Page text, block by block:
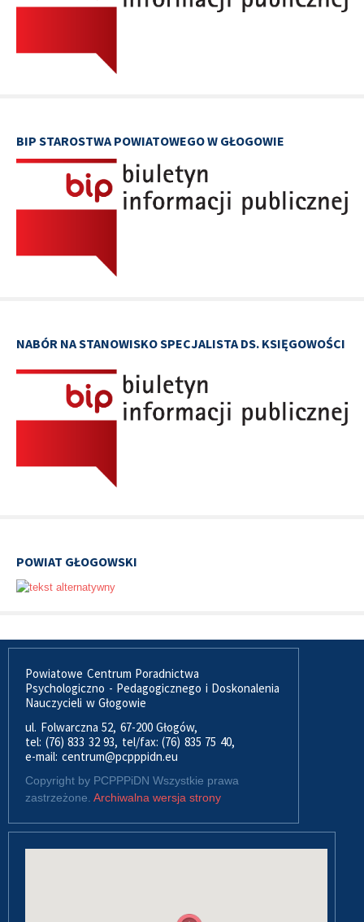
BIP STAROSTWA POWIATOWEGO W GŁOGOWIE
NABÓR NA STANOWISKO SPECJALISTA DS. KSIĘGOWOŚCI
POWIAT GŁOGOWSKI
Powiatowe Centrum Poradnictwa
Psychologiczno - Pedagogicznego i Doskonalenia
Nauczycieli w Głogowie
ul. Folwarczna 52, 67-200 Głogów,
tel: (76) 833 32 93, tel/fax: (76) 835 75 40,
e-mail: centrum@pcpppidn.eu
Copyright by PCPPPiDN Wszystkie prawa
zastrzeżone. Archiwalna wersja strony